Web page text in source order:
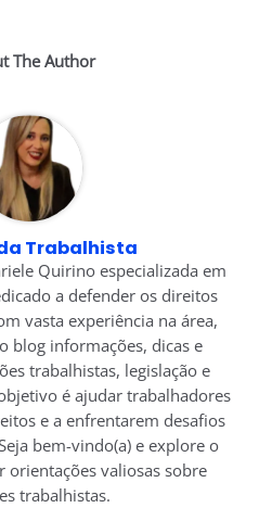
The Author
Trabalhista
Quirino especializada em
a defender os direitos
vasta experiência na área,
blog informações, dicas e
trabalhistas, legislação e
é ajudar trabalhadores
e a enfrentarem desafios
bem-vindo(a) e explore o
orientações valiosas sobre
trabalhistas.